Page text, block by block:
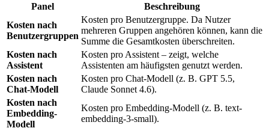
Panel
Beschreibung
Kosten nach
Benutzergruppen
Kosten pro Benutzergruppe. Da Nutzer
mehreren Gruppen angehören können, kann die
Summe die Gesamtkosten überschreiten.
Kosten nach
Assistent
Kosten pro Assistent – zeigt, welche
Assistenten am häufigsten genutzt werden.
Kosten nach
Chat-Modell
Kosten pro Chat-Modell (z. B. GPT 5.5,
Claude Sonnet 4.6).
Kosten nach
Embedding-
Modell
Kosten pro Embedding-Modell (z. B. text-
embedding-3-small).